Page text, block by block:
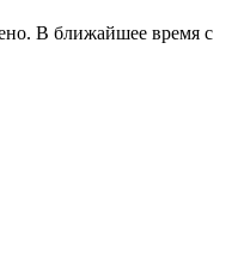
В ближайшее время с